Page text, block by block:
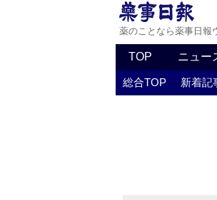
薬のことなら薬事日報
TOP ニュー
総合TOP 新着記